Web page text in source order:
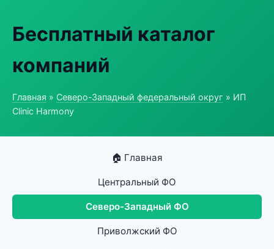
Бесплатный каталог
компаний
Главная » Северо-Западный федеральный округ » ИП
Clinic Harmony
🏠 Главная
Центральный ФО
Северо-Западный ФО
Приволжский ФО